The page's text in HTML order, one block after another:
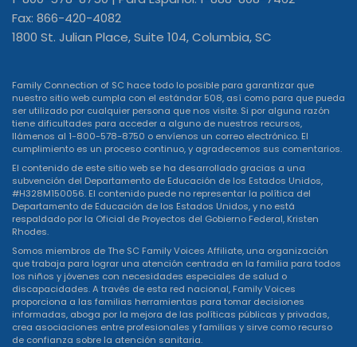
Fax: 866-420-4082
1800 St. Julian Place, Suite 104, Columbia, SC
Family Connection of SC hace todo lo posible para garantizar que
nuestro sitio web cumpla con el estándar 508, así como para que pueda
ser utilizado por cualquier persona que nos visite. Si por alguna razón
tiene dificultades para acceder a alguno de nuestros recursos,
llámenos al 1-800-578-8750 o envíenos un correo electrónico. El
cumplimiento es un proceso continuo, y agradecemos sus comentarios.
El contenido de este sitio web se ha desarrollado gracias a una
subvención del Departamento de Educación de los Estados Unidos,
#H328M150056. El contenido puede no representar la política del
Departamento de Educación de los Estados Unidos, y no está
respaldado por la Oficial de Proyectos del Gobierno Federal, Kristen
Rhodes.
Somos miembros de The SC Family Voices Affiliate, una organización
que trabaja para lograr una atención centrada en la familia para todos
los niños y jóvenes con necesidades especiales de salud o
discapacidades. A través de esta red nacional, Family Voices
proporciona a las familias herramientas para tomar decisiones
informadas, aboga por la mejora de las políticas públicas y privadas,
crea asociaciones entre profesionales y familias y sirve como recurso
de confianza sobre la atención sanitaria.